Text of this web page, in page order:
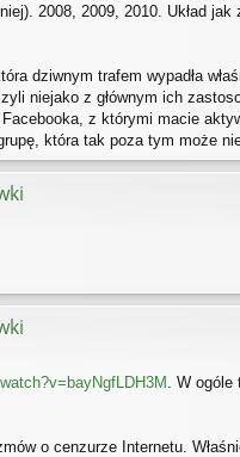
2008, 2009, 2010. Układ
dziwnym trafem wypadła
niejako z głównym ich
z którymi macie
która tak poza tym może
. W
o cenzurze Internetu.